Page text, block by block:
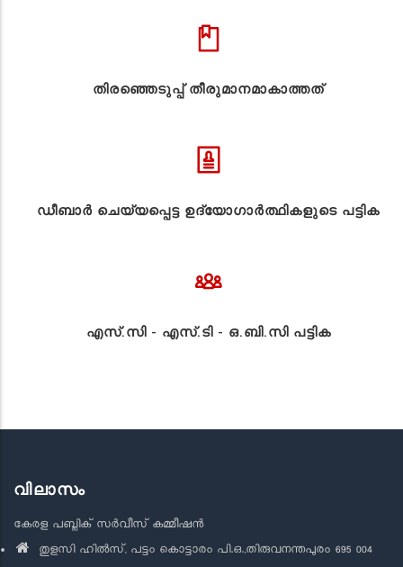
തിരഞ്ഞെടുപ്പ് തീരുമാനമാകാത്തത്
ഡീബാർ ചെയ്യപ്പെട്ട ഉദ്യോഗാർത്ഥികളുടെ പട്ടിക
എസ്.സി - എസ്.ടി - ഒ.ബി.സി പട്ടിക
വിലാസം
കേരള പബ്ലിക് സർവീസ് കമ്മീഷൻ
തുളസി ഹിൽസ്, പട്ടം കൊട്ടാരം പി.ഒ.,തിരുവനന്തപുരം 695 004